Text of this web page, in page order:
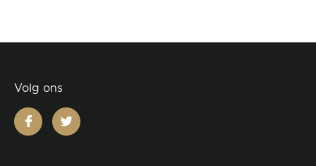
Volg ons
facebooktwitter